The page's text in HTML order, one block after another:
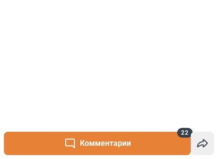
Комментарии
22